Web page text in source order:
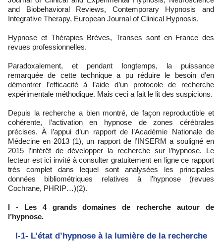
and Biobehavioral Reviews, Contemporary Hypnosis and
Integrative Therapy, European Journal of Clinical Hypnosis.
Hypnose et Thérapies Brèves, Transes sont en France des
revues professionnelles.
Paradoxalement, et pendant longtemps, la puissance
remarquée de cette technique a pu réduire le besoin d’en
démontrer l’efficacité à l’aide d’un protocole de recherche
expérimentale méthodique. Mais ceci a fait le lit des suspicions.
Depuis la recherche a bien montré, de façon reproductible et
cohérente, l’activation en hypnose de zones cérébrales
précises. À l’appui d’un rapport de l’Académie Nationale de
Médecine en 2013 (1), un rapport de l’INSERM a souligné en
2015 l’intérêt de développer la recherche sur l’hypnose. Le
lecteur est ici invité à consulter gratuitement en ligne ce rapport
très complet dans lequel sont analysées les principales
données bibliométriques relatives à l’hypnose (revues
Cochrane, PHRIP…)(2).
I - Les 4 grands domaines de recherche autour de
l’hypnose.
I-1- L’état d’hypnose à la lumière de la recherche